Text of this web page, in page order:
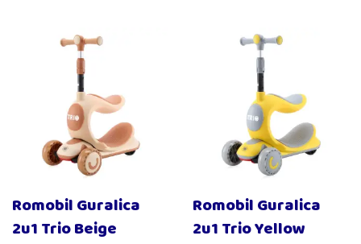
Romobil Guralica
2u1 Trio Beige
Romobil Guralica
2u1 Trio Yellow